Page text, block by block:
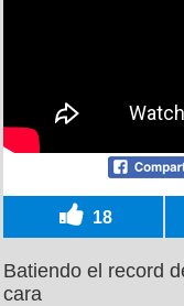
18
Batiendo el record
cara